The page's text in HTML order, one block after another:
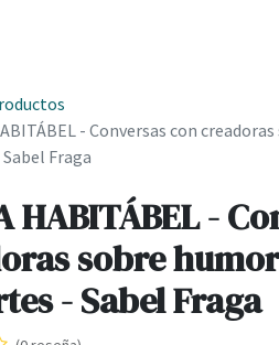
- Conversas con
Fraga
HABITÁBEL -
sobre
- Sabel Fraga